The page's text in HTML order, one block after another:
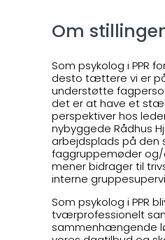
Om
Som psykolog i PPR
desto tættere vi er
understøtte
det er at have et
perspektiver hos
nybyggede Rådhus
arbejdsplads på den
faggruppemøder
mener bidrager til
interne
Som psykolog i PPR
tværprofessionelt
sammenhængende